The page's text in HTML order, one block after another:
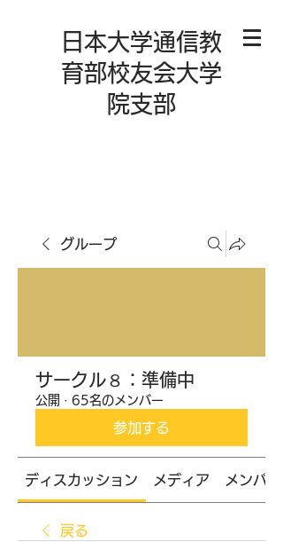
日本大学通信教
育部校友会大学
院支部
グループ
サークル８：準備中
公開 · 65名のメンバー
参加する
ディスカッション メディア メンバー
戻る